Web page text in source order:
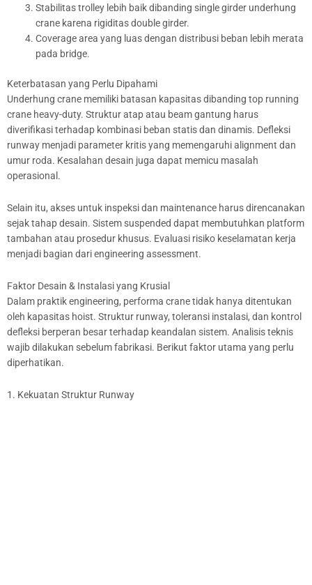
Stabilitas trolley lebih baik dibanding single girder underhung
crane karena rigiditas double girder.
Coverage area yang luas dengan distribusi beban lebih merata
pada bridge.
Keterbatasan yang Perlu Dipahami
Underhung crane memiliki batasan kapasitas dibanding top running
crane heavy-duty. Struktur atap atau beam gantung harus
diverifikasi terhadap kombinasi beban statis dan dinamis. Defleksi
runway menjadi parameter kritis yang memengaruhi alignment dan
umur roda. Kesalahan desain juga dapat memicu masalah
operasional.
Selain itu, akses untuk inspeksi dan maintenance harus direncanakan
sejak tahap desain. Sistem suspended dapat membutuhkan platform
tambahan atau prosedur khusus. Evaluasi risiko keselamatan kerja
menjadi bagian dari engineering assessment.
Faktor Desain & Instalasi yang Krusial
Dalam praktik engineering, performa crane tidak hanya ditentukan
oleh kapasitas hoist. Struktur runway, toleransi instalasi, dan kontrol
defleksi berperan besar terhadap keandalan sistem. Analisis teknis
wajib dilakukan sebelum fabrikasi. Berikut faktor utama yang perlu
diperhatikan.
1. Kekuatan Struktur Runway